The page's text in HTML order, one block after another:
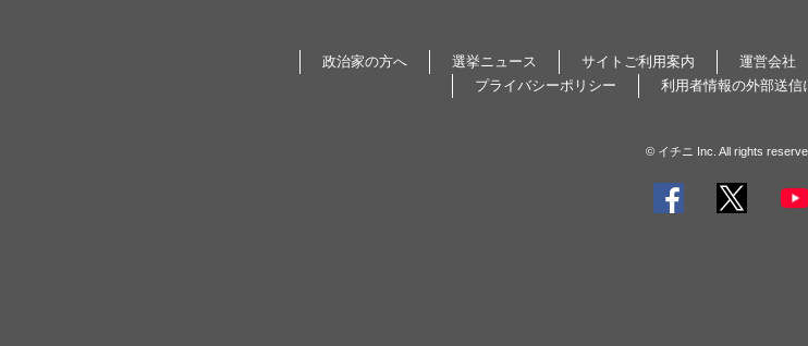
政治家の方へ 選挙ニュース サイトご利用案内 運営会社
プライバシーポリシー
利用者情報の外部送信
© イチニ Inc. All rights